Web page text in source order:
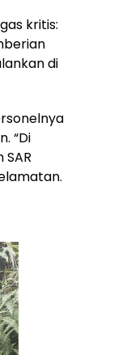
kritis:
di
“Di